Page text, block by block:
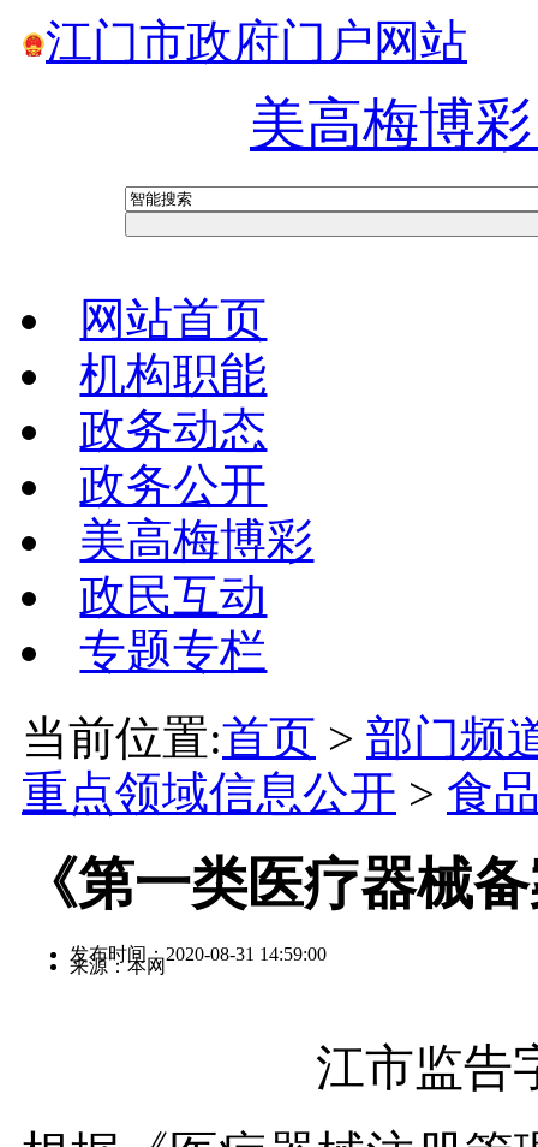
江门市政府门户网站
美高梅博
网站首页
机构职能
政务动态
政务公开
美高梅博彩
政民互动
专题专栏
当前位置:首页 > 部门频
重点领域信息公开 > 食
《第一类医疗器械
发布时间：2020-08-31 14:59:00
来源：本网
江市监告